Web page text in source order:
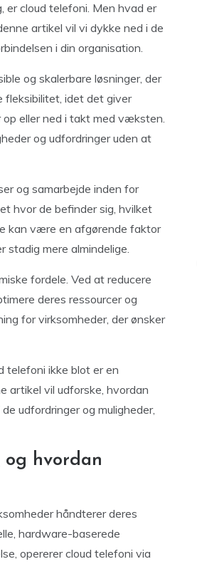
er cloud telefoni. Men hvad er
artikel vil vi dykke ned i de
i din organisation.
og skalerbare løsninger, der
fleksibilitet, idet det giver
op eller ned i takt med væksten.
og udfordringer uden at
og samarbejde inden for
hvor de befinder sig, hvilket
kan være en afgørende faktor
stadig mere almindelige.
fordele. Ved at reducere
deres ressourcer og
for virksomheder, der ønsker
telefoni ikke blot er en
artikel vil udforske, hvordan
udfordringer og muligheder,
hvordan
håndterer deres
hardware-baserede
opererer cloud telefoni via